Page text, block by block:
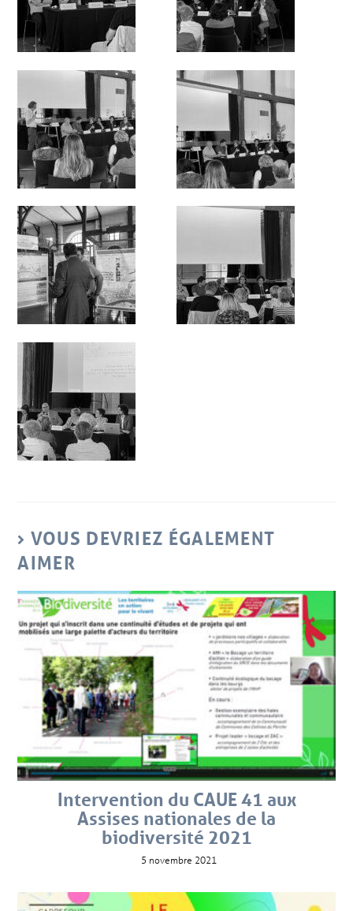
VOUS DEVRIEZ ÉGALEMENT
AIMER
Intervention du CAUE 41 aux
Assises nationales de la
biodiversité 2021
5 novembre 2021